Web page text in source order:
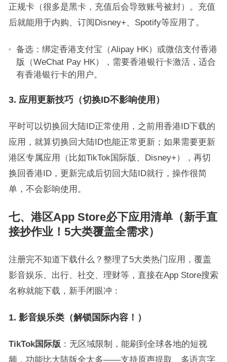
正规卡（很多是黑卡，充值后会导致账号被封）。充值
后就能用于内购、订阅Disney+、Spotify等应用了。
备选：绑定香港支付宝（Alipay HK）或微信支付香港
版（WeChat Pay HK），需要香港银行卡激活，适合
有香港银行卡的用户。
3. 应用更新技巧（切换ID不影响使用）
平时可以切换回大陆ID正常使用，之前用香港ID下载的
应用，就算切换回大陆ID也能正常更新；如果需要更新
港区专属应用（比如TikTok国际版、Disney+），再切
换回香港ID，更新完成后切回大陆ID就行，操作很简
单，不会影响使用。
七、港区App Store必下应用清单（新手直
接抄作业！5大类覆盖全需求）
注册完不知道下载什么？整理了5大类热门应用，覆盖
影音娱乐、出行、社交、理财等，直接在App Store搜索
名称就能下载，新手闭眼冲：
1. 影音娱乐类（解锁国际内容！）
TikTok国际版 ：无区域限制，能刷到全球各地的短视
频，功能比大陆版全太多——支持原声提取、多语言字